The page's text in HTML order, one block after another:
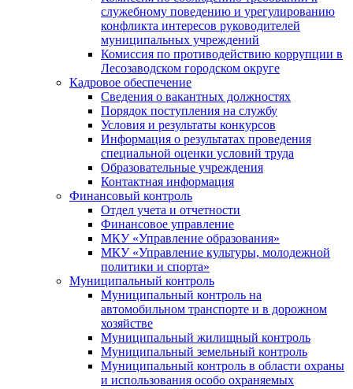
служебному поведению и урегулированию
конфликта интересов руководителей
муниципальных учреждений
Комиссия по противодействию коррупции в
Лесозаводском городском округе
Кадровое обеспечение
Сведения о вакантных должностях
Порядок поступления на службу
Условия и результаты конкурсов
Информация о результатах проведения
специальной оценки условий труда
Образовательные учреждения
Контактная информация
Финансовый контроль
Отдел учета и отчетности
Финансовое управление
МКУ «Управление образования»
МКУ «Управление культуры, молодежной
политики и спорта»
Муниципальный контроль
Муниципальный контроль на
автомобильном транспорте и в дорожном
хозяйстве
Муниципальный жилищный контроль
Муниципальный земельный контроль
Муниципальный контроль в области охраны
и использования особо охраняемых